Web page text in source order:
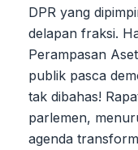
DPR yang
delapan fraksi.
Perampasan
publik pasca
tak dibahas!
parlemen,
agenda